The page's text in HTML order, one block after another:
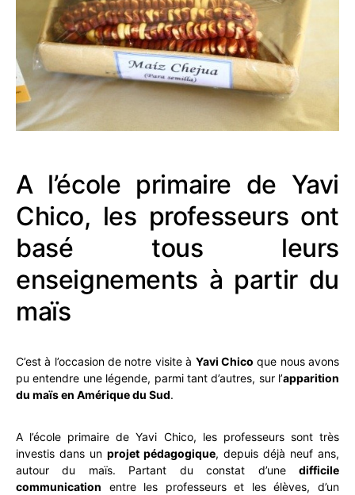
A l’école primaire de Yavi
Chico, les professeurs ont
basé tous leurs
enseignements à partir du
maïs
C’est à l’occasion de notre visite à Yavi Chico que nous avons
pu entendre une légende, parmi tant d’autres, sur l’apparition
du maïs en Amérique du Sud.
A l’école primaire de Yavi Chico, les professeurs sont très
investis dans un projet pédagogique, depuis déjà neuf ans,
autour du maïs. Partant du constat d’une difficile
communication entre les professeurs et les élèves, d’un